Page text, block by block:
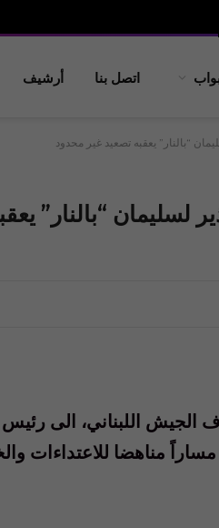
اتصل بنا أرشيف
“بالنار” يعقبه تصعيد غير محدود
“بالنار”
الجيش اللبناني، الى
مناهضا للاعتداءات